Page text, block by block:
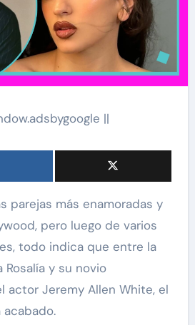
||
pero luego de varios
todo indica que entre la
y su novio
actor Jeremy Allen White, el
acabado.